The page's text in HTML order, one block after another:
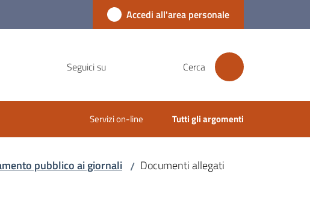
Accedi all'area personale
Seguici su Cerca
Servizi on-line Tutti gli argomenti
pubblico ai giornali / Documenti allegati